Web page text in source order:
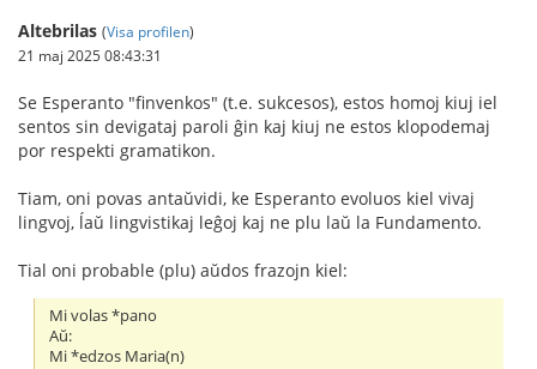
Altebrilas (Visa profilen)
21 maj 2025 08:43:31
Se Esperanto "finvenkos" (t.e. sukcesos), estos homoj kiuj iel
sentos sin devigataj paroli ĝin kaj kiuj ne estos klopodemaj
por respekti gramatikon.
Tiam, oni povas antaŭvidi, ke Esperanto evoluos kiel vivaj
lingvoj, ĺaŭ lingvistikaj leĝoj kaj ne plu laŭ la Fundamento.
Tial oni probable (plu) aŭdos frazojn kiel:
Mi volas *pano
Aŭ:
Mi *edzos Maria(n)